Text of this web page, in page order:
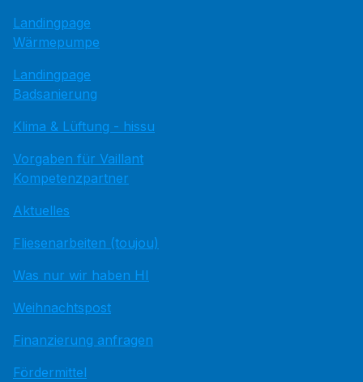
Landingpage
Wärmepumpe
Landingpage
Badsanierung
Klima & Lüftung - hissu
Vorgaben für Vaillant
Kompetenzpartner
Aktuelles
Fliesenarbeiten (toujou)
Was nur wir haben HI
Weihnachtspost
Finanzierung anfragen
Fördermittel